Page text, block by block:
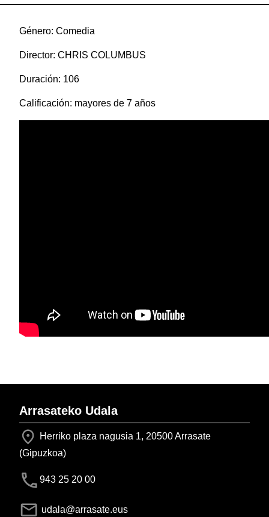
Género: Comedia
Director: CHRIS COLUMBUS
Duración: 106
Calificación: mayores de 7 años
Arrasateko Udala
Herriko plaza nagusia 1, 20500 Arrasate
(Gipuzkoa)
943 25 20 00
udala@arrasate.eus